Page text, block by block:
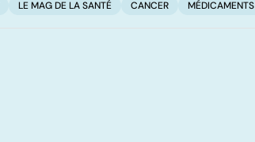
LE MAG DE LA SANTÉ CANCER MÉDICAMENTS